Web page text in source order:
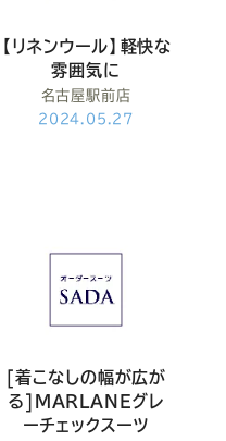
【リネンウール】軽快な
雰囲気に
名古屋駅前店
2024.05.27
[着こなしの幅が広が
る]MARLANEグレ
ーチェックスーツ